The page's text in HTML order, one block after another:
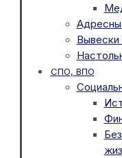
Вывески
СПО, ВПО